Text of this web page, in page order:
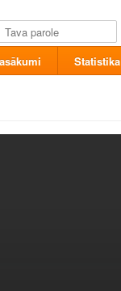
Statistika